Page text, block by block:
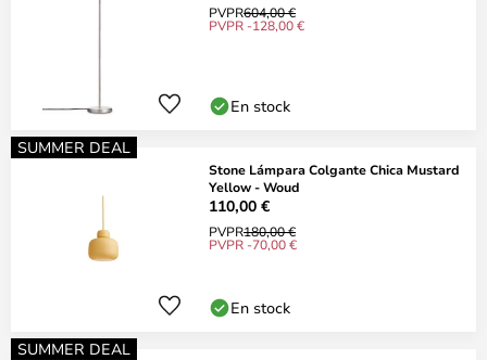
PVPR604,00 €
PVPR -128,00 €
En stock
SUMMER DEAL
Stone Lámpara Colgante Chica Mustard
Yellow - Woud
110,00 €
PVPR180,00 €
PVPR -70,00 €
En stock
SUMMER DEAL